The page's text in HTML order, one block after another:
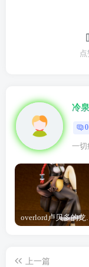
冷
0
一
overlord卢贝多
上一篇